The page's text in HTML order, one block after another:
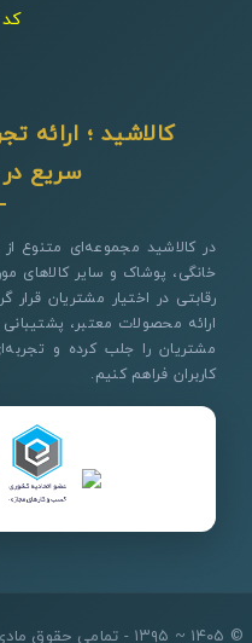
کالاشید ؛ ارائه
سریع در
در کالاشید مجموعه‌ای متنوع از
خانگی، پوشاک و سایر کالاهای
رقابتی در اختیار مشتریان
ارائه محصولات معتبر،
مشتریان را جلب کرده و
کاربران فراهم کنیم.
© ۱۴۰۵ ~ ۱۳۹۵ - تمامی حقوق مادی و معنوی برای فروشگاه اینترنتی